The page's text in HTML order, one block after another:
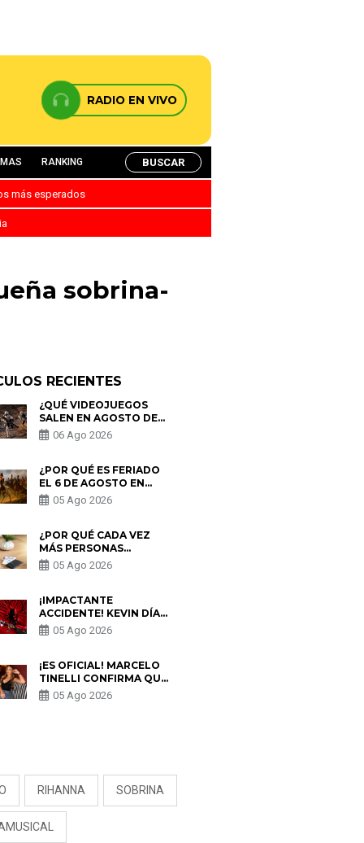
RADIO EN VIVO
RANKING BUSCAR
más esperados
sobrina-
RECIENTES
¿QUÉ VIDEOJUEGOS
SALEN EN AGOSTO DE
2026? ESTOS SON LOS
ESTRENOS MÁS
06 Ago 2026
¿POR QUÉ ES FERIADO
EL 6 DE AGOSTO EN
PERÚ? ESTA ES LA
HISTORIA
05 Ago 2026
¿POR QUÉ CADA VEZ
MÁS PERSONAS
UTILIZAN UNA VPN
PARA PROTEGER SU
05 Ago 2026
¡IMPACTANTE
ACCIDENTE! KEVIN DÍAZ
CAE DESDE OCHO
METROS EN “ESTO ES
PREOCUPACIÓN
05 Ago 2026
¡ES OFICIAL! MARCELO
TINELLI CONFIRMA QUE
REGRESÓ CON MILETT
FIGUEROA: “EL AMOR
05 Ago 2026
RIHANNA SOBRINA